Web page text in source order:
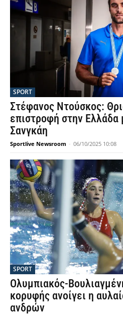
SPORT
Στέφανος Ντούσκος:
επιστροφή στην Ελλάδα
Σανγκάη
Sportlive Newsroom - 06/10/2025 10:08
SPORT
Ολυμπιακός-
κορυφής ανοίγει η
ανδρών